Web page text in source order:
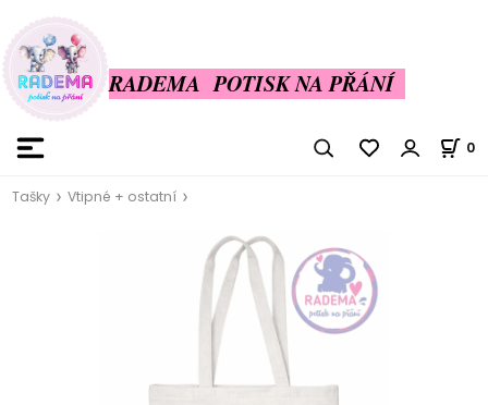
RADEMA POTISK NA PŘÁNÍ
0
Tašky Vtipné + ostatní